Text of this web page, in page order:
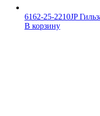
6162-25-2210JP
В корзину